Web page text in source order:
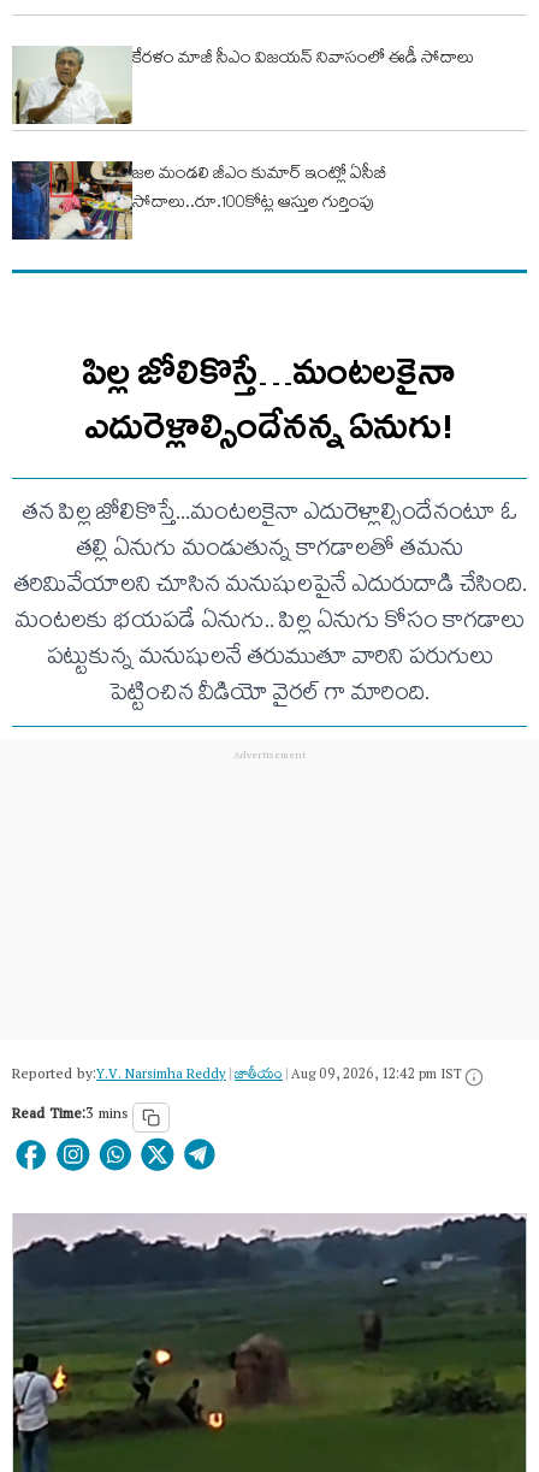
కేర‌ళం మాజీ సీఎం విజ‌య‌న్ నివాసంలో ఈడీ సోదాలు
జల మండలి జీఎం కుమార్ ఇంట్లో ఏసీబీ
సోదాలు..రూ.100కోట్ల ఆస్తుల గుర్తింపు
పిల్ల జోలికొస్తే…మంటలకైనా
ఎదురెళ్లాల్సిందేనన్న ఏనుగు!
తన పిల్ల జోలికొస్తే...మంటలకైనా ఎదురెళ్లాల్సిందేనంటూ ఓ
తల్లి ఏనుగు మండుతున్న కాగడాలతో తమను
తరిమివేయాలని చూసిన మనుషులపైనే ఎదురుదాడి చేసింది.
మంటలకు భయపడే ఏనుగు.. పిల్ల ఏనుగు కోసం కాగడాలు
పట్టుకున్న మనుషులనే తరుముతూ వారిని పరుగులు
పెట్టించిన వీడియో వైరల్ గా మారింది.
Reported by:Y.V. Narsimha Reddy|జాతీయం|Aug 09, 2026, 12:42 pm IST
Read Time:3 mins